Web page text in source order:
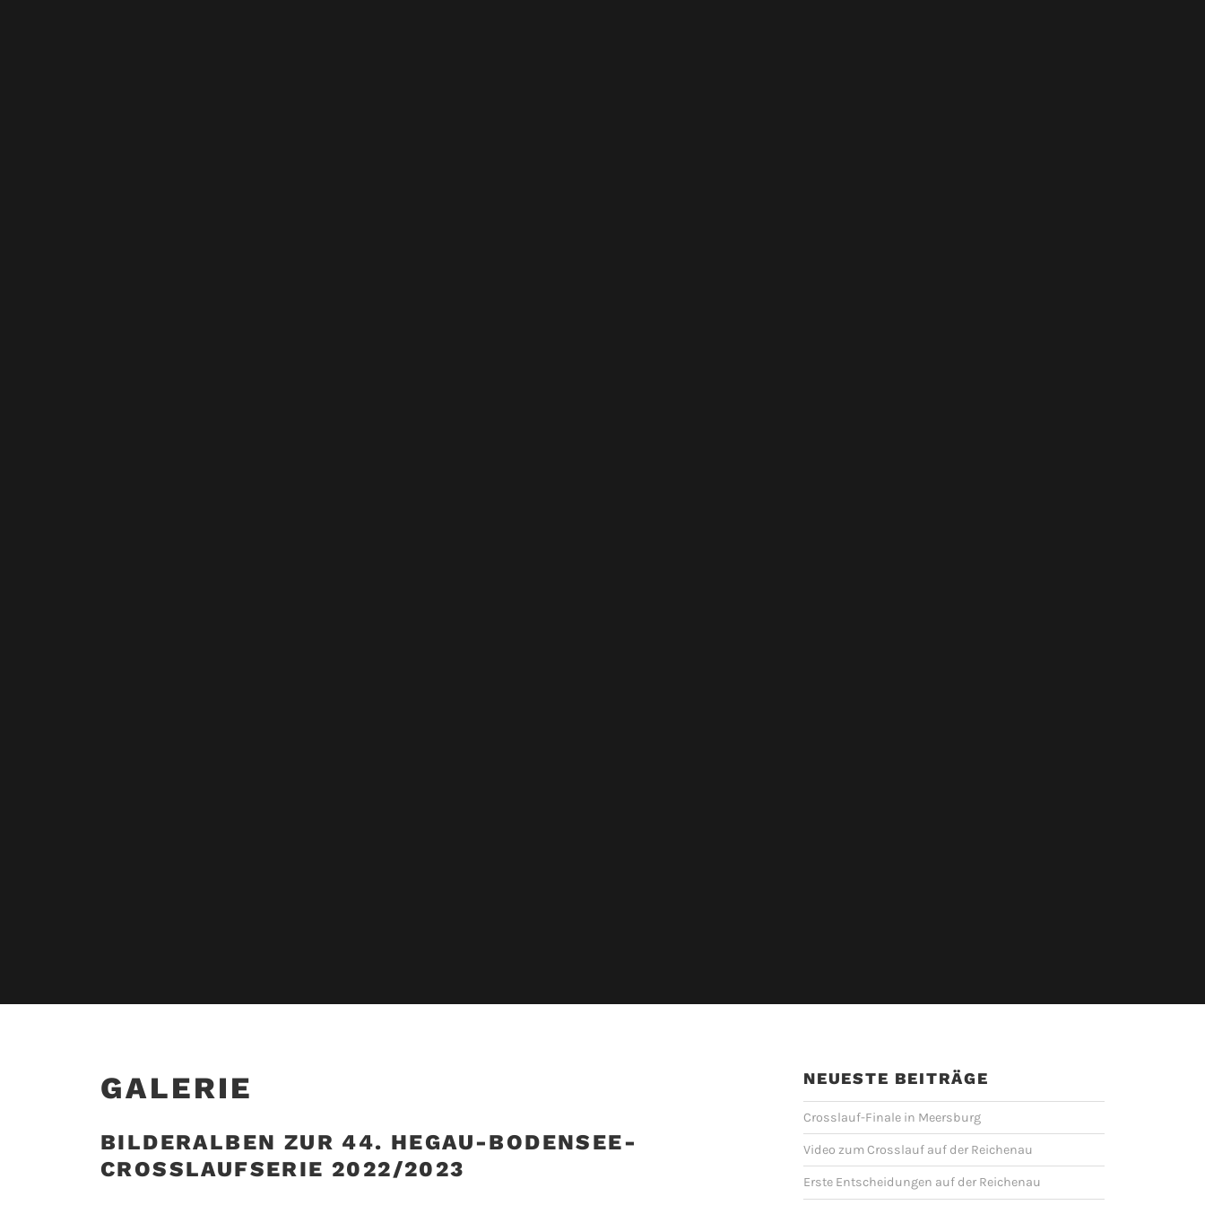
GALERIE
BILDERALBEN ZUR 44. HEGAU-BODENSEE-
CROSSLAUFSERIE 2022/2023
NEUESTE BEITRÄGE
Crosslauf-Finale in Meersburg
Video zum Crosslauf auf der Reichenau
Erste Entscheidungen auf der Reichenau